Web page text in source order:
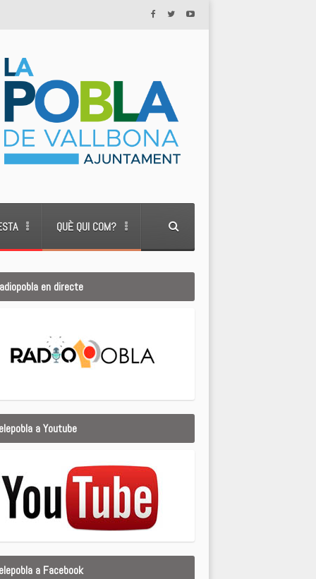
QUÈ QUI COM?
en directe
a Youtube
a Facebook